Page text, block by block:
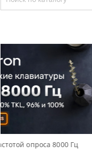
Доступные решения